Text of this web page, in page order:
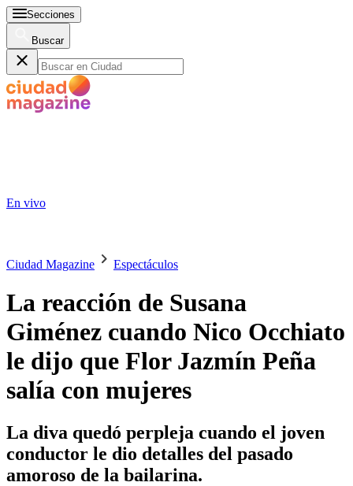
Secciones
Buscar
En vivo
Ciudad Magazine Espectáculos
La reacción de Susana
Giménez cuando Nico Occhiato
le dijo que Flor Jazmín Peña
salía con mujeres
La diva quedó perpleja cuando el joven
conductor le dio detalles del pasado
amoroso de la bailarina.